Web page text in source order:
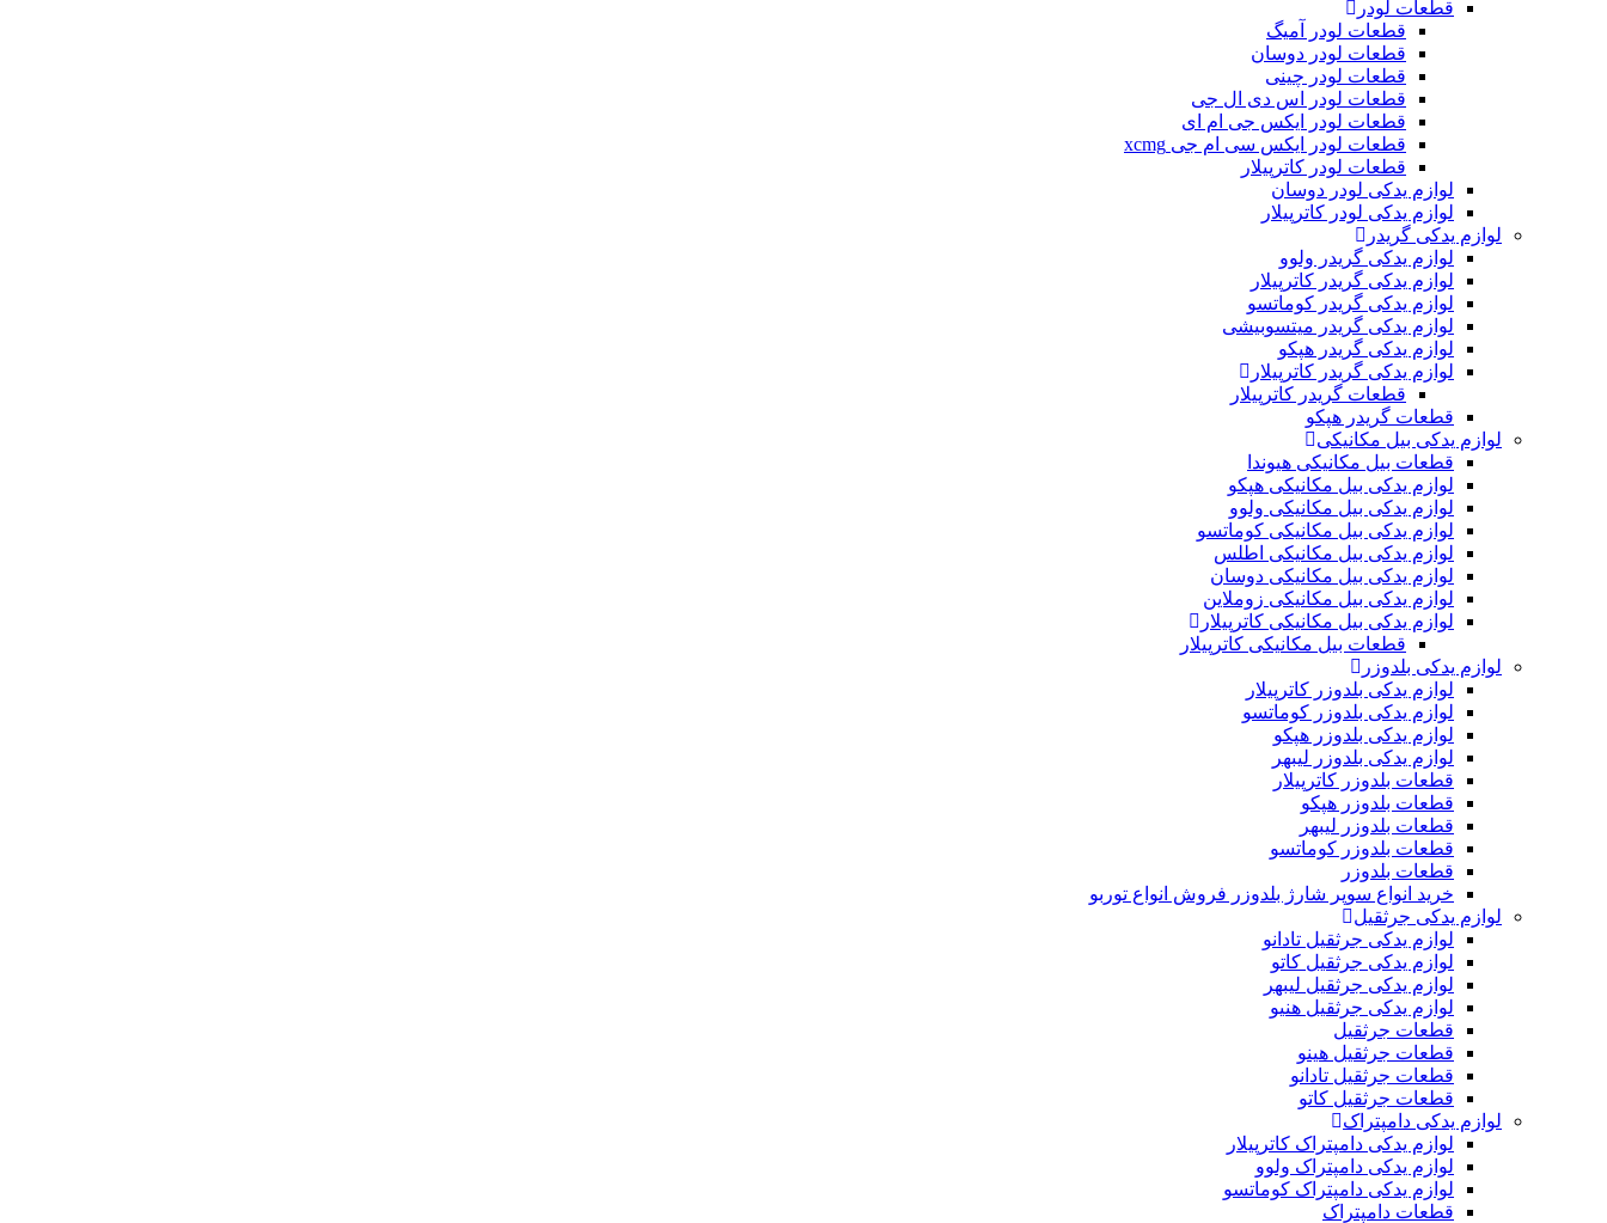
قطعات لودر
قطعات لودر آمیگ
قطعات لودر دوسان
قطعات لودر چینی
قطعات لودر اس دی ال جی
قطعات لودر ایکس جی ام ای
قطعات لودر ایکس سی ام جی xcmg
قطعات لودر کاترپیلار
لوازم یدکی لودر دوسان
لوازم یدکی لودر کاترپیلار
لوازم یدکی گریدر
لوازم یدکی گریدر ولوو
لوازم یدکی گریدر کاترپیلار
لوازم یدکی گریدر کوماتسو
لوازم یدکی گریدر میتسوبیشی
لوازم یدکی گریدر هپکو
لوازم یدکی گریدر کاترپیلار
قطعات گریدر کاترپیلار
قطعات گریدر هپکو
لوازم یدکی بیل مکانیکی
قطعات بیل مکانیکی هیوندا
لوازم یدکی بیل مکانیکی هپکو
لوازم یدکی بیل مکانیکی ولوو
لوازم یدکی بیل مکانیکی کوماتسو
لوازم یدکی بیل مکانیکی اطلس
لوازم یدکی بیل مکانیکی دوسان
لوازم یدکی بیل مکانیکی زوملاین
لوازم یدکی بیل مکانیکی کاترپیلار
قطعات بیل مکانیکی کاترپیلار
لوازم یدکی بلدوزر
لوازم یدکی بلدوزر کاترپیلار
لوازم یدکی بلدوزر کوماتسو
لوازم یدکی بلدوزر هپکو
لوازم یدکی بلدوزر لیبهر
قطعات بلدوزر کاترپیلار
قطعات بلدوزر هپکو
قطعات بلدوزر لیبهر
قطعات بلدوزر کوماتسو
قطعات بلدوزر
خرید انواع سوپر شارژ بلدوزر فروش انواع توربو
لوازم یدکی جرثقیل
لوازم یدکی جرثقیل تادانو
لوازم یدکی جرثقیل کاتو
لوازم یدکی جرثقیل لیبهر
لوازم یدکی جرثقیل هنیو
قطعات جرثقیل
قطعات جرثقیل هینو
قطعات جرثقیل تادانو
قطعات جرثقیل کاتو
لوازم یدکی دامپتراک
لوازم یدکی دامپتراک کاترپیلار
لوازم یدکی دامپتراک ولوو
لوازم یدکی دامپتراک کوماتسو
قطعات دامپتراک